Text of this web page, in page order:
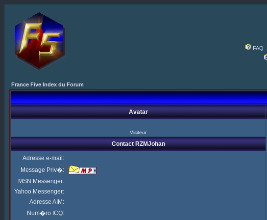
FAQ
France Five Index du Forum
Avatar
Visiteur
Contact RZMJohan
Adresse e-mail:
Message Priv�:
MSN Messenger:
Yahoo Messenger:
Adresse AIM:
Num�ro ICQ: